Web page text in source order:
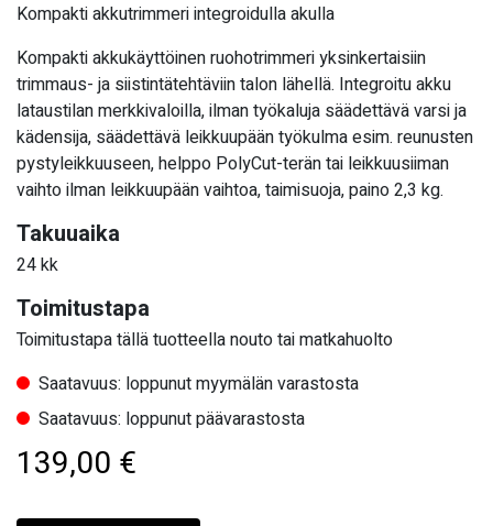
Kompakti akkutrimmeri integroidulla akulla
Kompakti akkukäyttöinen ruohotrimmeri yksinkertaisiin
trimmaus- ja siistintätehtäviin talon lähellä. Integroitu akku
lataustilan merkkivaloilla, ilman työkaluja säädettävä varsi ja
kädensija, säädettävä leikkuupään työkulma esim. reunusten
pystyleikkuuseen, helppo PolyCut-terän tai leikkuusiiman
vaihto ilman leikkuupään vaihtoa, taimisuoja, paino 2,3 kg.
Takuuaika
24 kk
Toimitustapa
Toimitustapa tällä tuotteella nouto tai matkahuolto
Saatavuus: loppunut myymälän varastosta
Saatavuus: loppunut päävarastosta
139,00 €